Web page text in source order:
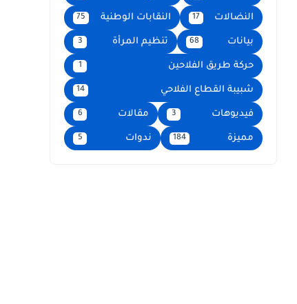
النضالات 17 النقابات الوطنية 75
بيانات 68 تنظيم المرأة 3
حركة طريق الفلاحين 1
شبيبة القطاع الفلاحي 14
فيديوهات 3 مقالات 6
مميزة 184 ندوات 5